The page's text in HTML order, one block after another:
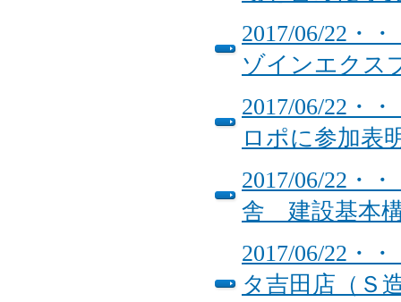
2017/06/22・
ゾインエクス
2017/06/22・
ロポに参加表
2017/06/22・
舎 建設基本
2017/06/22・
タ吉田店（Ｓ